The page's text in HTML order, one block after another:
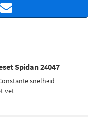
Spidan 24047
snelheid
vet